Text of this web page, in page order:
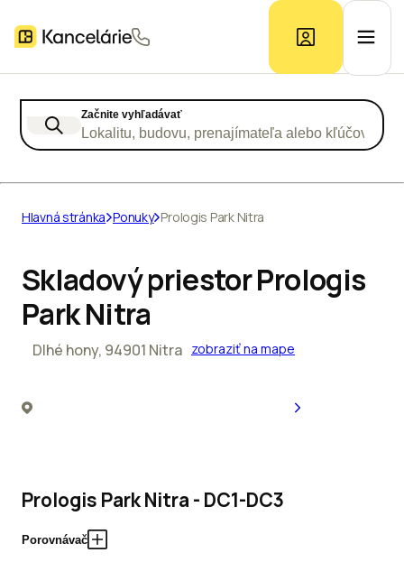
Prieskum trhu
Začnite vyhľadávať
Lokalitu, budovu, prenajímateľa alebo kľúčové
Hlavná stránka Ponuky Prologis Park Nitra
Skladový priestor Prologis
Park Nitra
Dlhé hony, 94901 Nitra zobraziť na mape
Prologis Park Nitra - DC1-DC3
Porovnávač